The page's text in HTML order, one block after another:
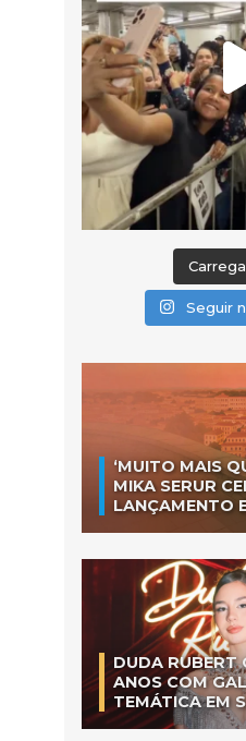
Seguir
‘MUITO MAIS
MIKA SERUR
LANÇAMENTO
DUDA RUBERT
ANOS COM
TEMÁTICA EM